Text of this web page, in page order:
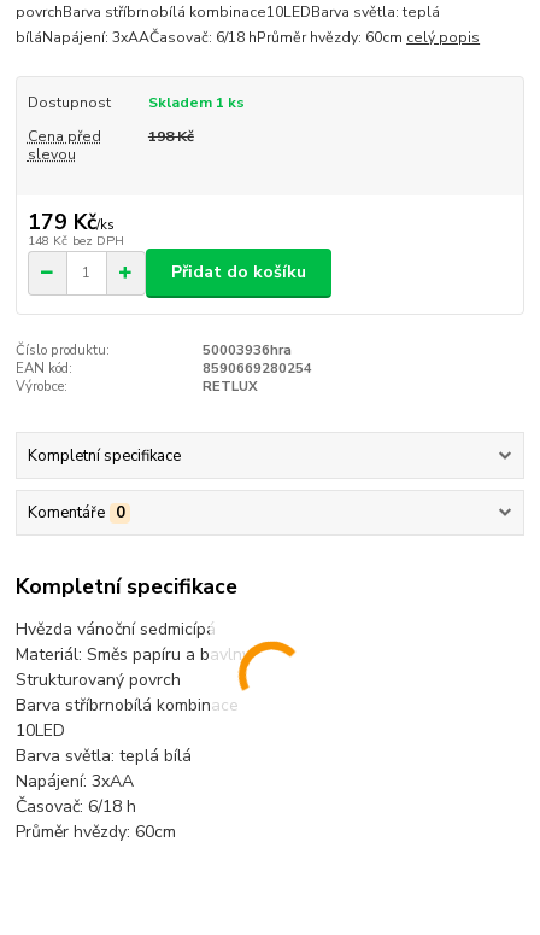
povrchBarva stříbrnobílá kombinace10LEDBarva světla: teplá
bíláNapájení: 3xAAČasovač: 6/18 hPrůměr hvězdy: 60cm celý popis
Dostupnost
Skladem 1 ks
Cena před
slevou
198 Kč
179 Kč/ks
148 Kč bez DPH
Přidat do košíku
Číslo produktu:
50003936hra
EAN kód:
8590669280254
Výrobce:
RETLUX
Kompletní specifikace
Komentáře 0
Kompletní specifikace
Hvězda vánoční sedmicípá
Materiál: Směs papíru a bavlny
Strukturovaný povrch
Barva stříbrnobílá kombinace
10LED
Barva světla: teplá bílá
Napájení: 3xAA
Časovač: 6/18 h
Průměr hvězdy: 60cm